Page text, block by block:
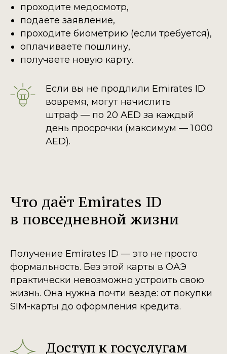
проходите медосмотр,
подаёте заявление,
проходите биометрию (если требуется),
оплачиваете пошлину,
получаете новую карту.
Если вы не продлили Emirates ID
вовремя, могут начислить
штраф — по 20 AED за каждый
день просрочки (максимум — 1 000
AED).
Что даёт Emirates ID
в повседневной жизни
Получение Emirates ID — это не просто
формальность. Без этой карты в ОАЭ
практически невозможно устроить свою
жизнь. Она нужна почти везде: от покупки
SIM-карты до оформления кредита.
Доступ к госуслугам